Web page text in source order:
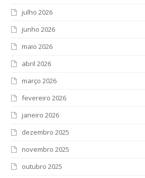
julho 2026
junho 2026
maio 2026
abril 2026
março 2026
fevereiro 2026
janeiro 2026
dezembro 2025
novembro 2025
outubro 2025